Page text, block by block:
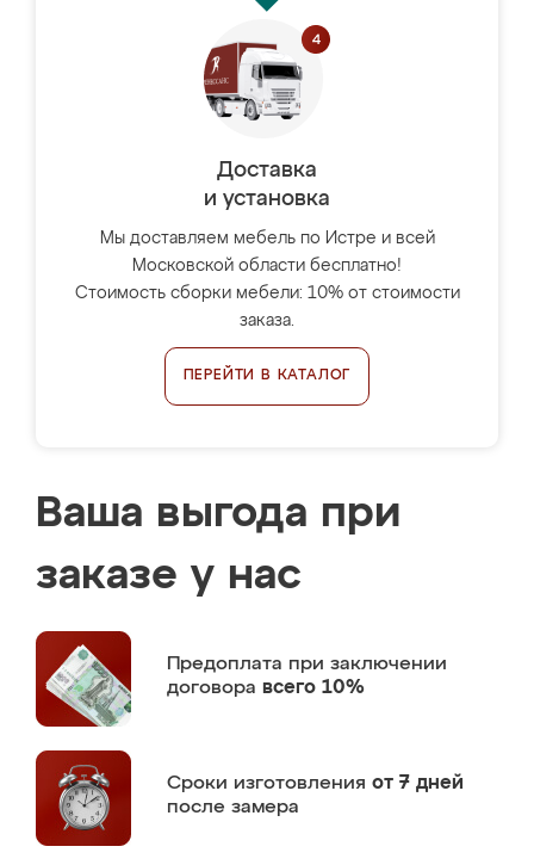
Доставка
и установка
Мы доставляем мебель по Истре и всей
Московской области бесплатно!
Стоимость сборки мебели: 10% от стоимости
заказа.
ПЕРЕЙТИ В КАТАЛОГ
Ваша выгода при
заказе у нас
Предоплата при заключении
договора всего 10%
Сроки изготовления от 7 дней
после замера